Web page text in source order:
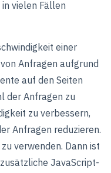
vielen Fällen
einer
Anfragen aufgrund
auf den Seiten
der Anfragen zu
zu verbessern,
Anfragen reduzieren.
verwenden. Dann ist
JavaScript-